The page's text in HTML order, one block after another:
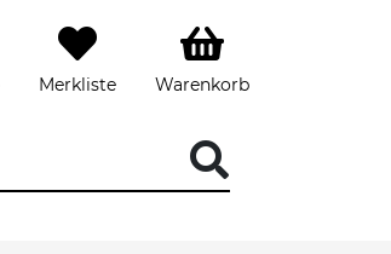
Merkliste Warenkorb